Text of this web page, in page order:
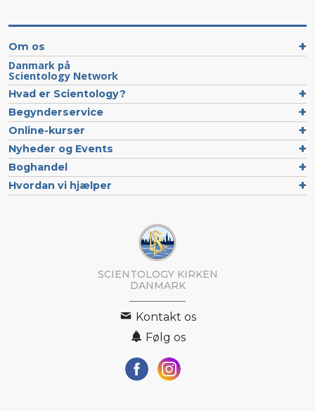
Om os
Danmark på
Scientology Network
Hvad er Scientology?
Begynderservice
Online-kurser
Nyheder og Events
Boghandel
Hvordan vi hjælper
SCIENTOLOGY KIRKEN
DANMARK
Kontakt os
Følg os